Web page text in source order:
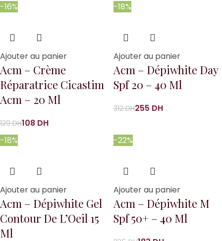
-16%
Ajouter au panier
Acm – Crème
Réparatrice Cicastim
Acm – 20 Ml
129DH108 DH
-18%
Ajouter au panier
Acm – Dépiwhite Day
Spf 20 – 40 Ml
312DH255 DH
-18%
Ajouter au panier
Acm – Dépiwhite Gel
Contour De L’Oeil 15
Ml
-22%
Ajouter au panier
Acm – Dépiwhite M
Spf 50+ – 40 Ml